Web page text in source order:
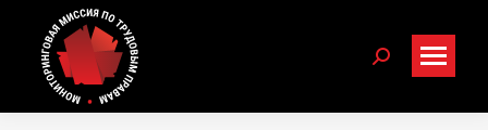
Search: